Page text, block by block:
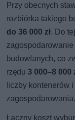
Przy obecnych
rozbiórka takiego
do 36 000 zł. Do
budowlanych, co
rzędu3 000–8 000
liczby kontenerów
zagospodarowania.
Łączny koszt